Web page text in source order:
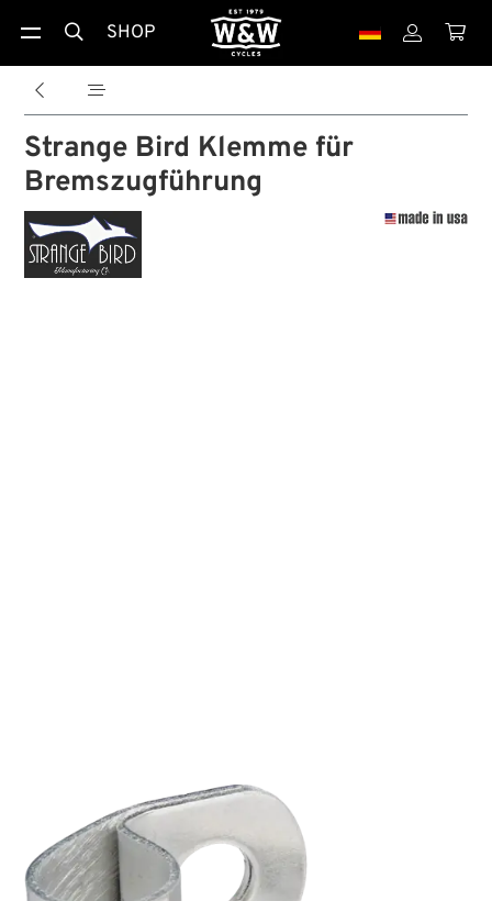
 SHOP  
 
Strange Bird Klemme für
Bremszugführung